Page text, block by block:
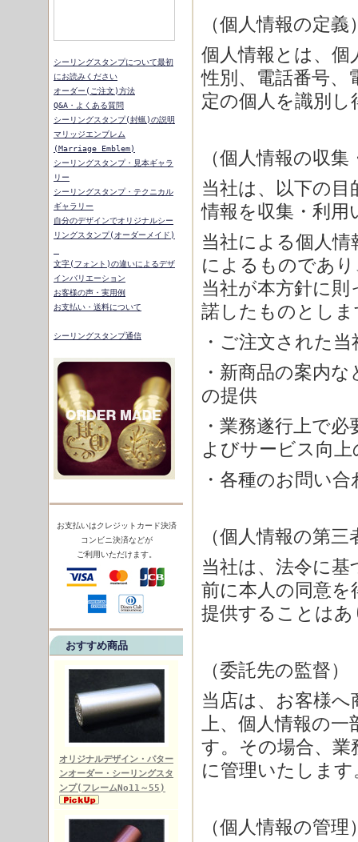
シーリングスタンプについて最初
にお読みください
オーダー(ご注文)方法
Q&A・よくある質問
シーリングスタンプ(封蝋)の説明
マリッジエンブレム
(Marriage_Emblem)
シーリングスタンプ・見本ギャラ
リー
シーリングスタンプ・テクニカル
ギャラリー
自分のデザインでオリジナルシー
リングスタンプ(オーダーメイド)
文字(フォント)の違いによるデザ
インバリエーション
お客様の声・実用例
お支払い・送料について
シーリングスタンプ通信
お支払いはクレジットカード決済
コンビニ決済などが
ご利用いただけます。
おすすめ商品
オリジナルデザイン・パター
ンオーダー・シーリングスタ
ンプ(フレームNo11～55)
（個人情報の定義
個人情報とは、個
性別、電話番号、
定の個人を識別
（個人情報の収集
当社は、以下の
情報を収集・利用
当社による個人
によるものであ
当社が本方針に
諾したものとしま
・ご注文された
・新商品の案内
の提供
・業務遂行上で
よびサービス向
・各種のお問い
（個人情報の第三
当社は、法令に
前に本人の同意を
提供することは
（委託先の監督）
当店は、お客様
上、個人情報の
す。その場合、業
に管理いたします
（個人情報の管理